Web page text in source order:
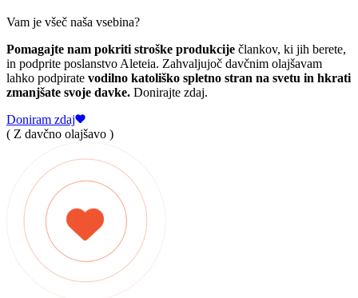
Vam je všeč naša vsebina?
Pomagajte nam pokriti stroške produkcije člankov, ki jih berete,
in podprite poslanstvo Aleteia. Zahvaljujoč davčnim olajšavam
lahko podpirate vodilno katoliško spletno stran na svetu in hkrati
zmanjšate svoje davke. Donirajte zdaj.
Doniram zdaj
( Z davčno olajšavo )